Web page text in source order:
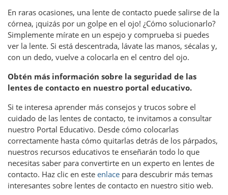
En raras ocasiones, una lente de contacto puede salirse de la
córnea, ¡quizás por un golpe en el ojo! ¿Cómo solucionarlo?
Simplemente mírate en un espejo y comprueba si puedes
ver la lente. Si está descentrada, lávate las manos, sécalas y,
con un dedo, vuelve a colocarla en el centro del ojo.
Obtén más información sobre la seguridad de las
lentes de contacto en nuestro portal educativo.
Si te interesa aprender más consejos y trucos sobre el
cuidado de las lentes de contacto, te invitamos a consultar
nuestro Portal Educativo. Desde cómo colocarlas
correctamente hasta cómo quitarlas detrás de los párpados,
nuestros recursos educativos te enseñarán todo lo que
necesitas saber para convertirte en un experto en lentes de
contacto. Haz clic en este enlace para descubrir más temas
interesantes sobre lentes de contacto en nuestro sitio web.